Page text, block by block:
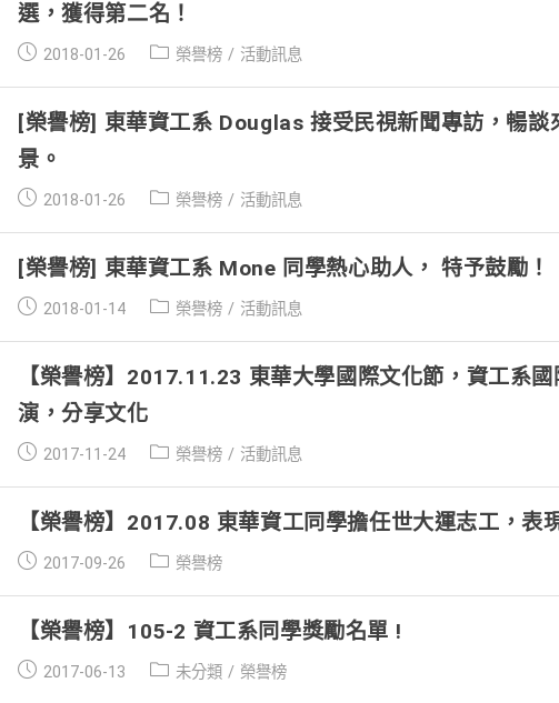
選，獲得第二名！
Post
2018-01-26 Post
榮譽榜 / 活動訊息
[榮譽榜] 東華資工系 Douglas 接受民視新聞專訪，暢談
景。
Post
2018-01-26 Post
榮譽榜 / 活動訊息
[榮譽榜] 東華資工系 Mone 同學熱心助人， 特予鼓勵！
Post
2018-01-14Post
榮譽榜 / 活動訊息
【榮譽榜】2017.11.23 東華大學國際文化節，資工系
演，分享文化
Post
2017-11-24Post
榮譽榜 / 活動訊息
【榮譽榜】2017.08 東華資工同學擔任世大運志工，表
Post
2017-09-26 Post
榮譽榜
【榮譽榜】105-2 資工系同學獎勵名單 !
Post
2017-06-13 Post
未分類 / 榮譽榜